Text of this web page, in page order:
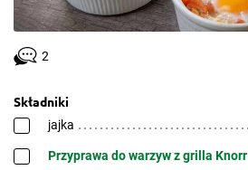
2
Składniki
jajka
Przyprawa do warzyw z grilla Knorr